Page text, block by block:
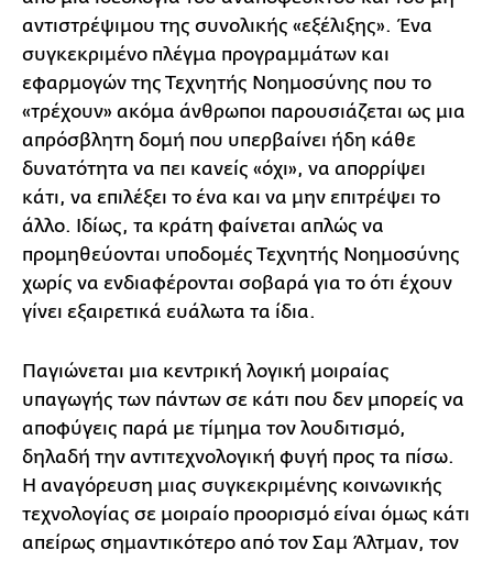
αντιστρέψιμου της συνολικής «εξέλιξης». Ένα
συγκεκριμένο πλέγμα προγραμμάτων και
εφαρμογών της Τεχνητής Νοημοσύνης που το
«τρέχουν» ακόμα άνθρωποι παρουσιάζεται ως μια
απρόσβλητη δομή που υπερβαίνει ήδη κάθε
δυνατότητα να πει κανείς «όχι», να απορρίψει
κάτι, να επιλέξει το ένα και να μην επιτρέψει το
άλλο. Ιδίως, τα κράτη φαίνεται απλώς να
προμηθεύονται υποδομές Τεχνητής Νοημοσύνης
χωρίς να ενδιαφέρονται σοβαρά για το ότι έχουν
γίνει εξαιρετικά ευάλωτα τα ίδια.
Παγιώνεται μια κεντρική λογική μοιραίας
υπαγωγής των πάντων σε κάτι που δεν μπορείς να
αποφύγεις παρά με τίμημα τον λουδιτισμό,
δηλαδή την αντιτεχνολογική φυγή προς τα πίσω.
Η αναγόρευση μιας συγκεκριμένης κοινωνικής
τεχνολογίας σε μοιραίο προορισμό είναι όμως κάτι
απείρως σημαντικότερο από τον Σαμ Άλτμαν, τον